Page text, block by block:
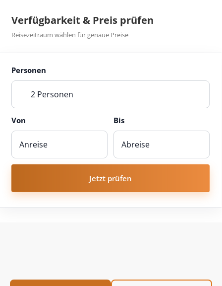
Verfügbarkeit & Preis prüfen
Reisezeitraum wählen für genaue Preise
Personen
2 Personen
Von Bis
Jetzt prüfen